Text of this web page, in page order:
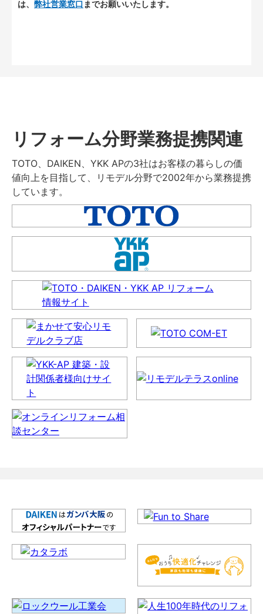
は、 弊社営業窓口 までお願いいたします。
リフォーム分野業務提携関連
TOTO、DAIKEN、YKK APの3社はお客様の暮らしの価
値向上を目指して、リモデル分野で2002年から業務提携
しています。